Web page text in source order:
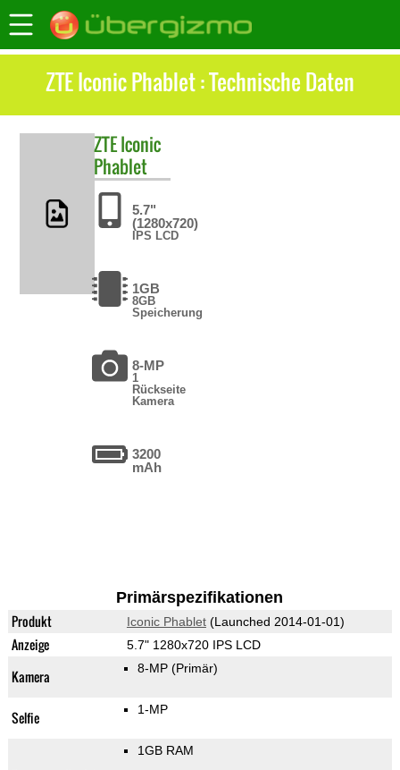
ZTE Iconic Phablet : Technische Daten
ZTEIconic
Phablet
5.7"
(1280x720)
IPS LCD
1GB
8GB
Speicherung
8-MP
1
Rückseite
Kamera
3200
mAh
Primärspezifikationen
Produkt Iconic Phablet(Launched 2014-01-01)
Anzeige 5.7" 1280x720 IPS LCD
Kamera 8-MP (Primär)
Selfie 1-MP
1GB RAM